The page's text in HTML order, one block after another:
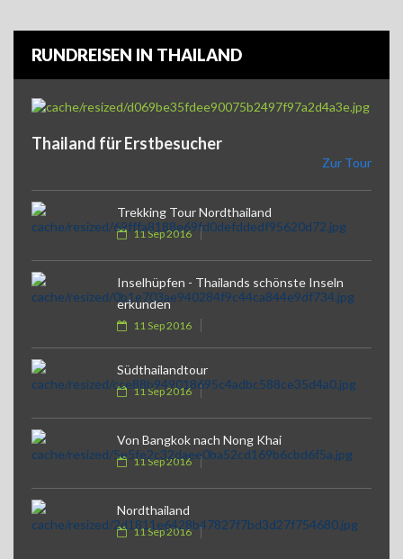
RUNDREISEN IN THAILAND
Thailand für Erstbesucher
Zur Tour
Trekking Tour Nordthailand
11 Sep 2016
Inselhüpfen - Thailands schönste Inseln
erkunden
11 Sep 2016
Südthailandtour
11 Sep 2016
Von Bangkok nach Nong Khai
11 Sep 2016
Nordthailand
11 Sep 2016